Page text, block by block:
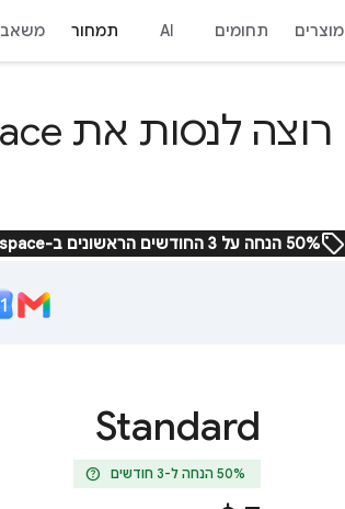
מוצרים תחומים AI תמחור
sell‫50% הנחה על 3 החודשים הראשונים ב-Google Workspace. המבצע לזמן מוגבל.
Standard
help